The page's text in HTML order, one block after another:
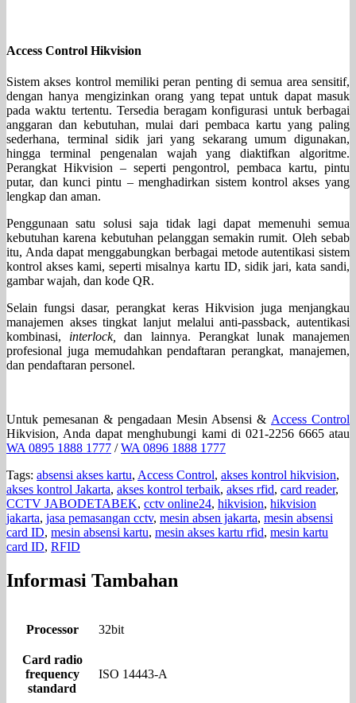
Access Control Hikvision
Sistem akses kontrol memiliki peran penting di semua area sensitif,
dengan hanya mengizinkan orang yang tepat untuk dapat masuk
pada waktu tertentu. Tersedia beragam konfigurasi untuk berbagai
anggaran dan kebutuhan, mulai dari pembaca kartu yang paling
sederhana, terminal sidik jari yang sekarang umum digunakan,
hingga terminal pengenalan wajah yang diaktifkan algoritme.
Perangkat Hikvision – seperti pengontrol, pembaca kartu, pintu
putar, dan kunci pintu – menghadirkan sistem kontrol akses yang
lengkap dan aman.
Penggunaan satu solusi saja tidak lagi dapat memenuhi semua
kebutuhan karena kebutuhan pelanggan semakin rumit. Oleh sebab
itu, Anda dapat menggabungkan berbagai metode autentikasi sistem
kontrol akses kami, seperti misalnya kartu ID, sidik jari, kata sandi,
gambar wajah, dan kode QR.
Selain fungsi dasar, perangkat keras Hikvision juga menjangkau
manajemen akses tingkat lanjut melalui anti-passback, autentikasi
kombinasi, interlock,
dan lainnya. Perangkat lunak manajemen
profesional juga memudahkan pendaftaran perangkat, manajemen,
dan pendaftaran personel.
Untuk pemesanan & pengadaan Mesin Absensi & Access Control
Hikvision, Anda dapat menghubungi kami di 021-2256 6665 atau
WA 0895 1888 1777 /WA 0896 1888 1777
Tags: absensi akses kartu, Access Control, akses kontrol hikvision,
akses kontrol Jakarta, akses kontrol terbaik, akses rfid, card reader,
CCTV JABODETABEK, cctv online24, hikvision, hikvision
jakarta, jasa pemasangan cctv, mesin absen jakarta, mesin absensi
card ID, mesin absensi kartu, mesin akses kartu rfid, mesin kartu
card ID, RFID
Informasi Tambahan
Processor 32bit
Card radio
frequency
standard
ISO 14443-A